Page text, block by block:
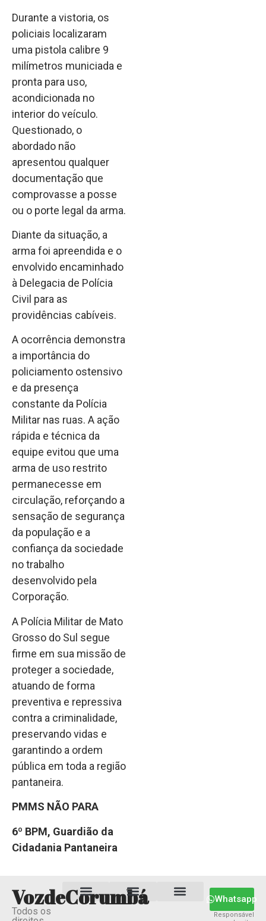
Durante a vistoria, os
policiais localizaram
uma pistola calibre 9
milímetros municiada e
pronta para uso,
acondicionada no
interior do veículo.
Questionado, o
abordado não
apresentou qualquer
documentação que
comprovasse a posse
ou o porte legal da arma.
Diante da situação, a
arma foi apreendida e o
envolvido encaminhado
à Delegacia de Polícia
Civil para as
providências cabíveis.
A ocorrência demonstra
a importância do
policiamento ostensivo
e da presença
constante da Polícia
Militar nas ruas. A ação
rápida e técnica da
equipe evitou que uma
arma de uso restrito
permanecesse em
circulação, reforçando a
sensação de segurança
da população e a
confiança da sociedade
no trabalho
desenvolvido pela
Corporação.
A Polícia Militar de Mato
Grosso do Sul segue
firme em sua missão de
proteger a sociedade,
atuando de forma
preventiva e repressiva
contra a criminalidade,
preservando vidas e
garantindo a ordem
pública em toda a região
pantaneira.
PMMS NÃO PARA
6º BPM, Guardião da
Cidadania Pantaneira
VozdeCorumbá
Todos os
Whatsapp
Responsável